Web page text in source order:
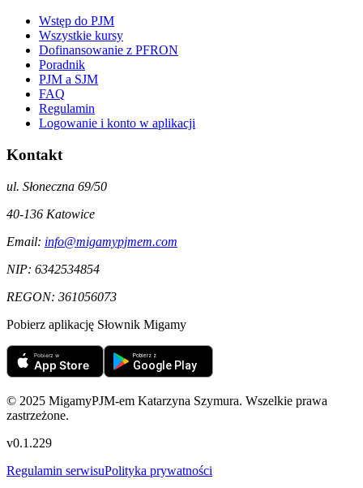
Wstęp do PJM
Wszystkie kursy
Dofinansowanie z PFRON
Poradnik
PJM a SJM
FAQ
Regulamin
Logowanie i konto w aplikacji
Kontakt
ul. Słoneczna 69/50
40-136 Katowice
Email: info@migamypjmem.com
NIP: 6342534854
REGON: 361056073
Pobierz aplikację Słownik Migamy
© 2025 MigamyPJM-em Katarzyna Szymura. Wszelkie prawa
zastrzeżone.
v0.1.229
Regulamin serwisuPolityka prywatności